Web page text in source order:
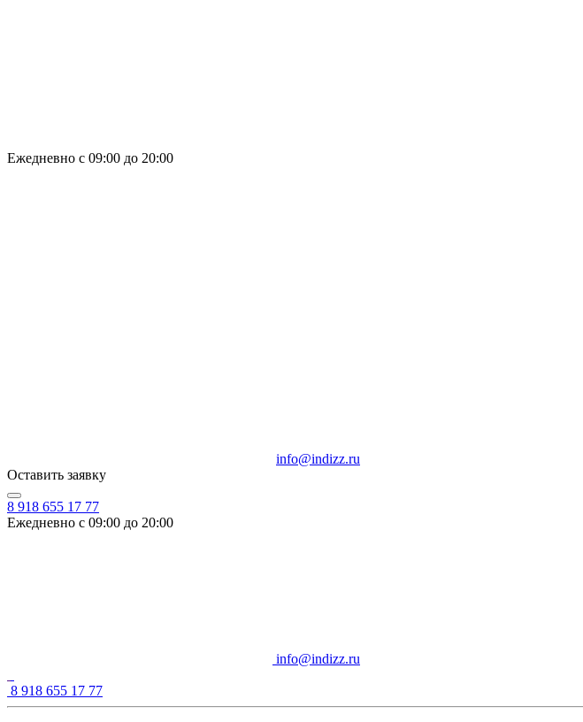
Ежедневно с 09:00 до 20:00
info@indizz.ru
Оставить заявку
8 918 655 17 77
Ежедневно с 09:00 до 20:00
info@indizz.ru
8 918 655 17 77